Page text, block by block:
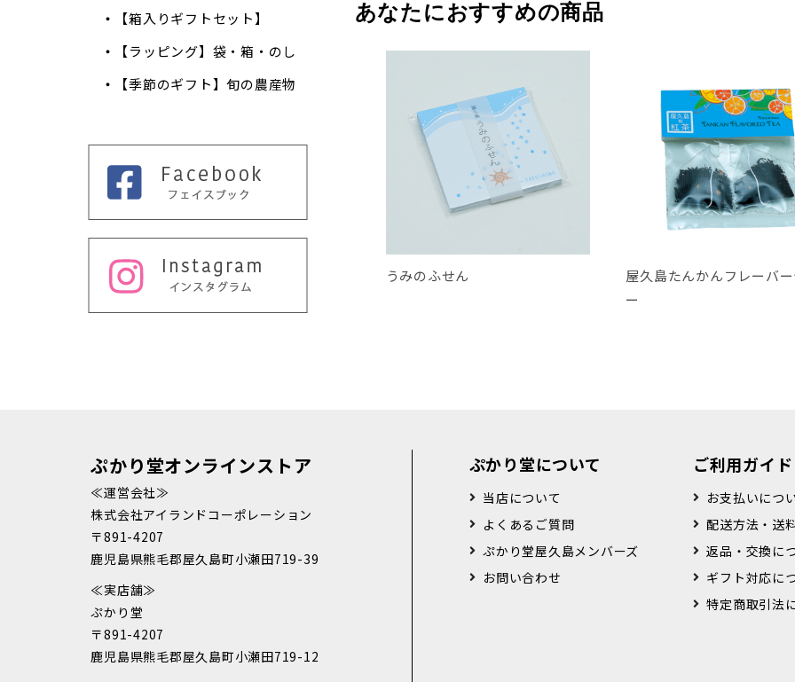
あなたにおすすめの商品
うみのふせん
屋久島たんかんフレーバ
ー
【箱入りギフトセット】
【ラッピング】袋・箱・のし
【季節のギフト】旬の農産物
ぷかり堂オンラインストア
≪運営会社≫
株式会社アイランドコーポレーション
〒891-4207
鹿児島県熊毛郡屋久島町小瀬田719-39
≪実店舗≫
ぷかり堂
〒891-4207
鹿児島県熊毛郡屋久島町小瀬田719-12
ぷかり堂について
当店について
よくあるご質問
ぷかり堂屋久島メンバーズ
お問い合わせ
ご利用ガイド
お支払いにつ
配送方法・送
返品・交換に
ギフト対応に
特定商取引法